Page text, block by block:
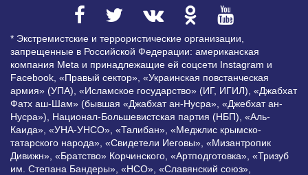
* Экстремистские и террористические организации,
запрещенные в Российской Федерации: американская
компания Meta и принадлежащие ей соцсети Instagram и
Facebook, «Правый сектор», «Украинская повстанческая
армия» (УПА), «Исламское государство» (ИГ, ИГИЛ), «Джабхат
Фатх аш-Шам» (бывшая «Джабхат ан-Нусра», «Джебхат ан-
Нусра»), Национал-Большевистская партия (НБП), «Аль-
Каида», «УНА-УНСО», «Талибан», «Меджлис крымско-
татарского народа», «Свидетели Иеговы», «Мизантропик
Дивижн», «Братство» Корчинского, «Артподготовка», «Тризуб
им. Степана Бандеры», «НСО», «Славянский союз»,